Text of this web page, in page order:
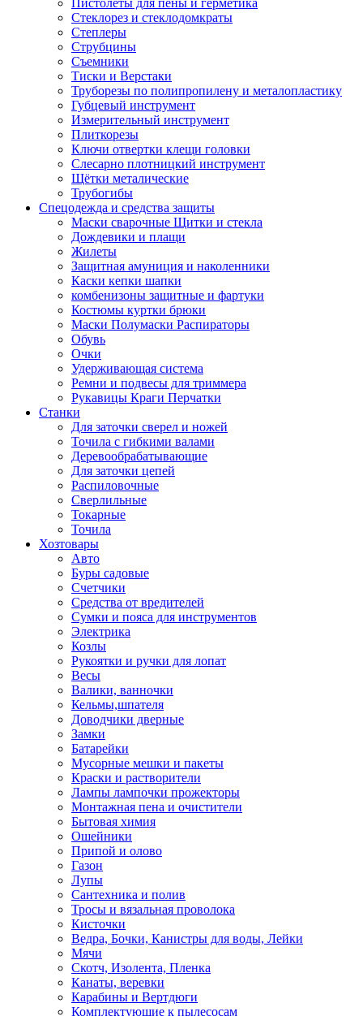
Пистолеты для пены и герметика
Стеклорез и стеклодомкраты
Степлеры
Струбцины
Съемники
Тиски и Верстаки
Труборезы по полипропилену и металопластику
Губцевый инструмент
Измерительный инструмент
Плиткорезы
Ключи отвертки клещи головки
Слесарно плотницкий инструмент
Щётки металические
Трубогибы
Спецодежда и средства защиты
Маски сварочные Щитки и стекла
Дождевики и плащи
Жилеты
Защитная амуниция и наколенники
Каски кепки шапки
комбенизоны защитные и фартуки
Костюмы куртки брюки
Маски Полумаски Распираторы
Обувь
Очки
Удерживающая система
Ремни и подвесы для триммера
Рукавицы Краги Перчатки
Станки
Для заточки сверел и ножей
Точила с гибкими валами
Деревообрабатывающие
Для заточки цепей
Распиловочные
Сверлильные
Токарные
Точила
Хозтовары
Авто
Буры садовые
Счетчики
Средства от вредителей
Сумки и пояса для инструментов
Электрика
Козлы
Рукоятки и ручки для лопат
Весы
Валики, ванночки
Кельмы,шпателя
Доводчики дверные
Замки
Батарейки
Мусорные мешки и пакеты
Краски и растворители
Лампы лампочки прожекторы
Монтажная пена и очистители
Бытовая химия
Ошейники
Припой и олово
Газон
Лупы
Сантехника и полив
Тросы и вязальная проволока
Кисточки
Ведра, Бочки, Канистры для воды, Лейки
Мячи
Скотч, Изолента, Пленка
Канаты, веревки
Карабины и Вертдюги
Комплектующие к пылесосам